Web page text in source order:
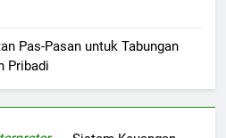
Pas-Pasan untuk Tabungan
Pribadi